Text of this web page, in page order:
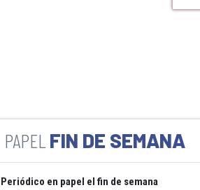
FIN DE SEMANA
Periódico en papel el fin de semana